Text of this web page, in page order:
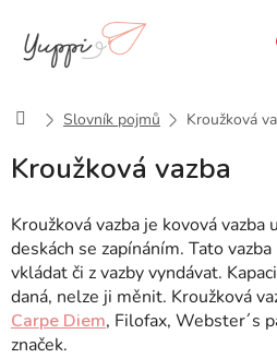
obsah
DomůSlovník pojmů Kroužková
Kroužková vazba
Kroužková vazba je kovová vazba
deskách se zapínáním. Tato
vkládat či z vazby vyndávat.
daná, nelze ji měnit. Kroužková
Carpe Diem, Filofax, Webster´s
značek.